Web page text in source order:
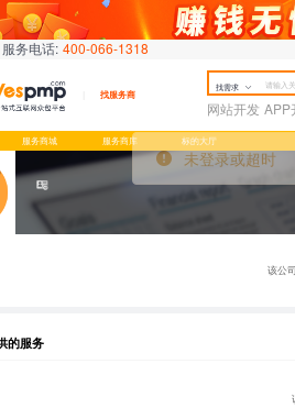
服务电话:400-066-1318
找服务商
找需求
网站开发 APP
服务商城 服务商库 标的大厅
该公
的服务